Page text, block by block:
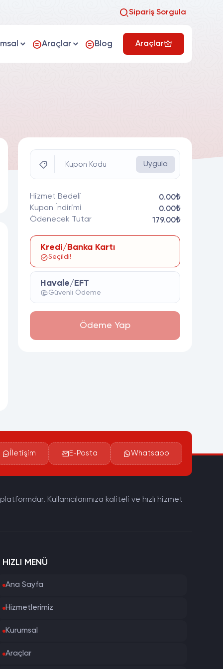
Sipariş Sorgula
Araçlar Blog Araçlar
Kupon Kodu Uygula
Hizmet Bedeli
0.00₺
Kupon İndirimi
0.00₺
Ödenecek Tutar
179.00₺
Kredi/Banka Kartı
Seçildi!
Havale/EFT
Güvenli Ödeme
Ödeme Yap
İletişim E-Posta Whatsapp
Kullanıcılarımıza kaliteli ve hızlı hizmet
HIZLI MENÜ
Ana Sayfa
Hizmetlerimiz
Kurumsal
Araçlar